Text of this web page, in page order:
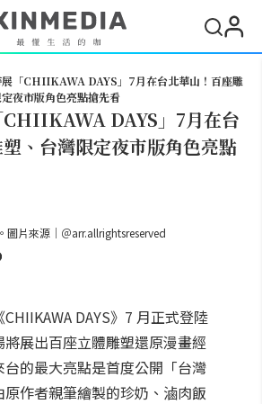
展「CHIIKAWA DAYS」7月在台北華山！百座雕
夜市版角色亮點搶先看
CHIIKAWA DAYS」7月在台
、台灣限定夜市版角色亮點
圖片來源｜＠arr.allrightsreserved
DAYS》7 月正式登陸
展出百座立體雕塑還原漫畫經
的最大亮點是首度公開「台灣
作者親筆繪製的珍奶、滷肉飯